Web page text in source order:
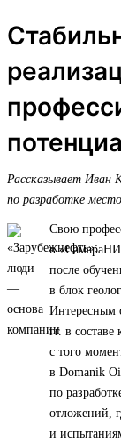
Рассказывает Иван
по разработке
Свою
в
после
в блок
Интересным
гг. в
с того
в Domanik
по
отложений,
и